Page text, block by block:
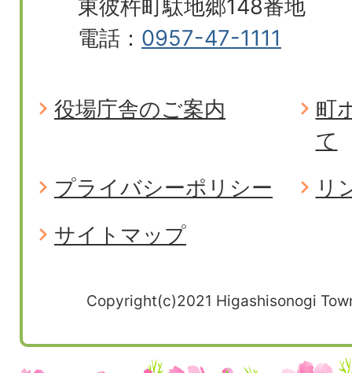
東彼杵町駄地郷148番地
電話： 0957-47-1111
役場庁舎のご案内
町
て
プライバシーポリシー
リ
サイトマップ
Copyright(c)2021 Higashisonogi